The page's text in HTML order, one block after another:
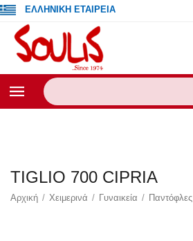
ΕΛΛΗΝΙΚΗ ΕΤΑΙΡΕΙΑ
TIGLIO 700 CIPRIA
Αρχική / Χειμερινά / Γυναικεία / Παντόφλες